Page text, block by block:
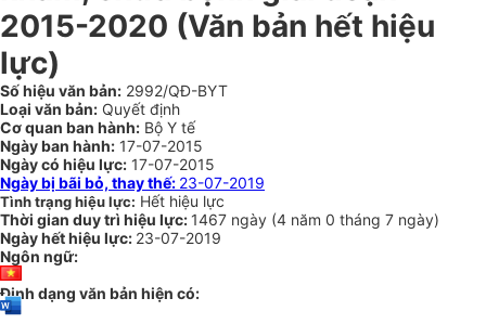
2015-2020 (Văn bản hết hiệu
lực)
Số hiệu văn bản: 2992/QĐ-BYT
Loại văn bản: Quyết định
Cơ quan ban hành: Bộ Y tế
Ngày ban hành: 17-07-2015
Ngày có hiệu lực: 17-07-2015
Ngày bị bãi bỏ, thay thế: 23-07-2019
Tình trạng hiệu lực: Hết hiệu lực
Thời gian duy trì hiệu lực: 1467 ngày (4 năm 0 tháng 7 ngày)
Ngày hết hiệu lực: 23-07-2019
Ngôn ngữ:
Định dạng văn bản hiện có: